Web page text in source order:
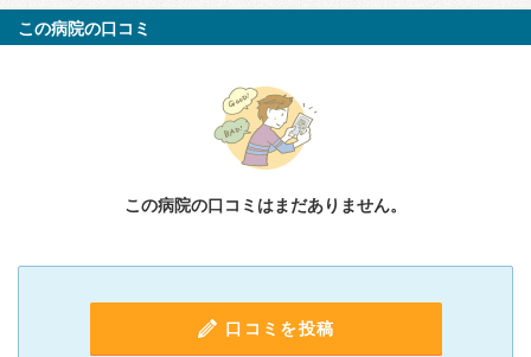
この病院の口コミ
この病院の口コミはまだありません。
口コミを投稿